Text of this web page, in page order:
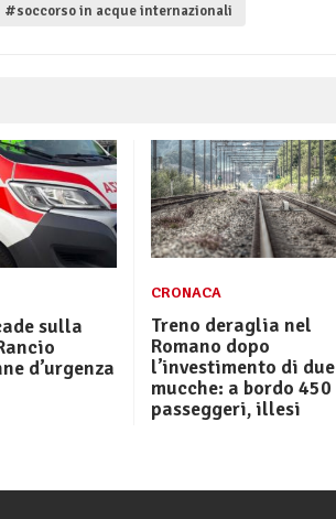
#soccorso in acque internazionali
sulla
d’urgenza
CRONACA
Treno deraglia nel
Romano dopo
l’investimento di due
mucche: a bordo 450
passeggeri, illesi